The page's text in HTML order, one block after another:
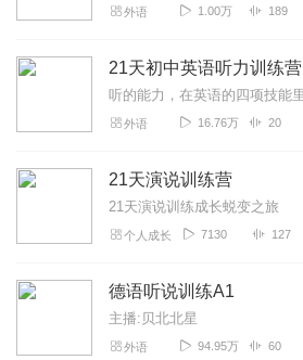
外语 1.00万 189
21天初中英语听力训练营
外语 16.76万 20
21天演说训练营
21天演说训练成长蜕变之旅
个人成长 7130 127
德语听说训练A1
主播:贝北北星
外语 94.95万 60